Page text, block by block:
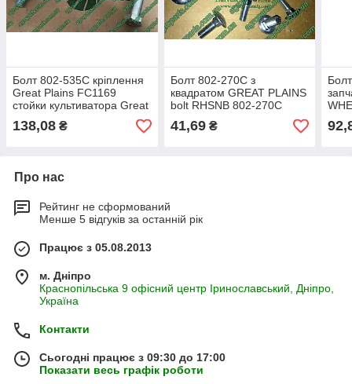
Болт 802-535C кріплення
Great Plains FC1169
стойки культиватора Great
Plains 802-535С
138,08 ₴
Болт 802-270C з
квадратом GREAT PLAINS
bolt RHSNB 802-270С
41,69₴
Про нас
Рейтинг не сформований
Менше 5 відгуків за останній рік
Працює з 05.08.2013
м. Дніпро
Краснопільська 9 офісний центр Іринославський, Дніпро,
Україна
Контакти
Сьогодні працює з 09:30 до 17:00
Показати весь графік роботи